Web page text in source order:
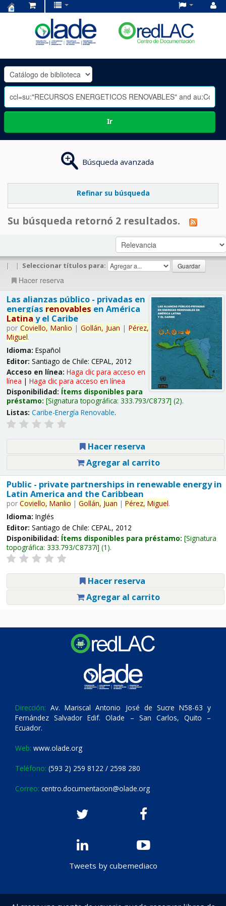
OLADE
-
Ir
Búsqueda avanzada
Refinar su búsqueda
Su búsqueda retornó 2 resultados.
| | Seleccionar títulos para:
Hacer reserva
Las alianzas público - privadas en
energías renovables en América
Latina y el Caribe
por Coviello, Manlio | Gollán, Juan | Pérez,
Miguel.
Idioma: Español
Editor: Santiago de Chile: CEPAL, 2012
Acceso en línea: Haga clic para acceso en
línea | Haga clic para acceso en línea
Disponibilidad: Ítems disponibles para
préstamo: Signatura topográfica: 333.793/C8737 (2).
Listas: Caribe-Energía Renovable.
Hacer reserva
Agregar al carrito
Public - private partnerships in renewable energy in
Latin America and the Caribbean
por Coviello, Manlio | Gollán, Juan | Pérez, Miguel.
Idioma: Inglés
Editor: Santiago de Chile: CEPAL, 2012
Disponibilidad: Ítems disponibles para préstamo: Signatura
topográfica: 333.793/C8737i (1).
Hacer reserva
Agregar al carrito
Dirección: Av. Mariscal Antonio José de Sucre N58-63 y
Fernández Salvador Edif. Olade – San Carlos, Quito –
Ecuador.
Web: www.olade.org
Teléfono: (593 2) 259 8122 / 2598 280
Correo: centro.documentacion@olade.org
Tweets by cubemediaco